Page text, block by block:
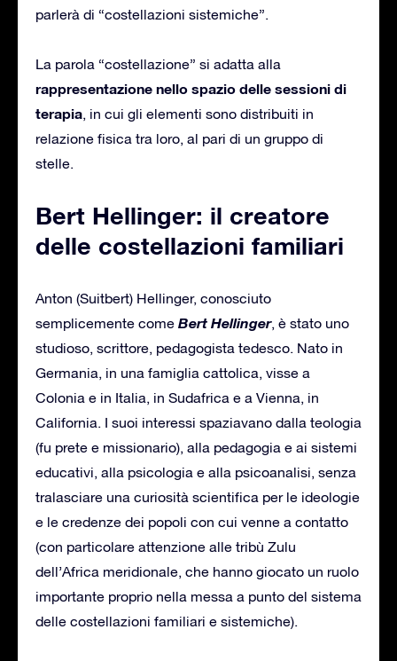
parlerà di “costellazioni sistemiche”.
La parola “costellazione” si adatta alla
rappresentazione nello spazio delle sessioni di
terapia, in cui gli elementi sono distribuiti in
relazione fisica tra loro, al pari di un gruppo di
stelle.
Bert Hellinger: il creatore
delle costellazioni familiari
Anton (Suitbert) Hellinger, conosciuto
semplicemente come Bert Hellinger, è stato uno
studioso, scrittore, pedagogista tedesco. Nato in
Germania, in una famiglia cattolica, visse a
Colonia e in Italia, in Sudafrica e a Vienna, in
California. I suoi interessi spaziavano dalla teologia
(fu prete e missionario), alla pedagogia e ai sistemi
educativi, alla psicologia e alla psicoanalisi, senza
tralasciare una curiosità scientifica per le ideologie
e le credenze dei popoli con cui venne a contatto
(con particolare attenzione alle tribù Zulu
dell’Africa meridionale, che hanno giocato un ruolo
importante proprio nella messa a punto del sistema
delle costellazioni familiari e sistemiche).